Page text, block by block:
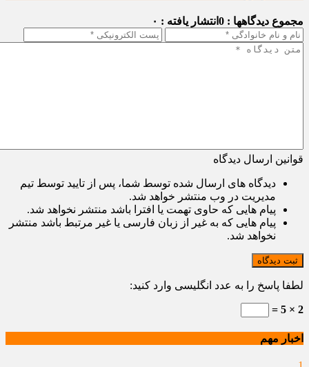
مجموع دیدگاهها : 0 انتشار یافته : ۰
قوانین ارسال دیدگاه
دیدگاه های ارسال شده توسط شما، پس از تایید توسط تیم
مدیریت در وب منتشر خواهد شد.
پیام هایی که حاوی تهمت یا افترا باشد منتشر نخواهد شد.
پیام هایی که به غیر از زبان فارسی یا غیر مرتبط باشد منتشر
نخواهد شد.
ثبت دیدگاه
لطفا پاسخ را به عدد انگلیسی وارد کنید:
2 × 5 =
اخبار مهم